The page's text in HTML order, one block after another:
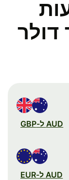
AUD ל-GBP
AUD ל-EUR